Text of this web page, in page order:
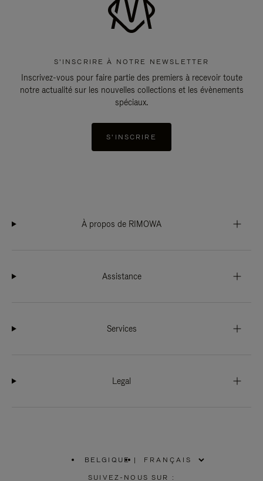
S'INSCRIRE À NOTRE NEWSLETTER
Inscrivez-vous pour faire partie des premiers à recevoir toute
notre actualité sur les nouvelles collections et les évènements
spéciaux.
S'INSCRIRE
À propos de RIMOWA
Assistance
Services
Legal
BELGIQUE
SÉLECTIONNEZ
|
SUIVEZ-NOUS SUR :